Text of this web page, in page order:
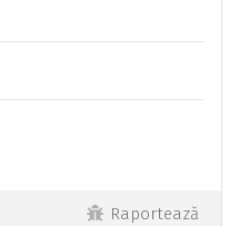
Raportează